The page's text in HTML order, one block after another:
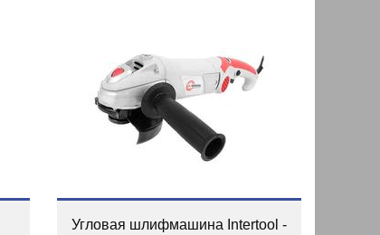
Угловая шлифмашина Intertool -